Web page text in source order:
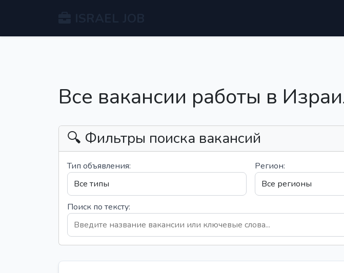
Все вакансии работы в
🔍 Фильтры поиска вакансий
Тип объявления: Регион:
Поиск по тексту: